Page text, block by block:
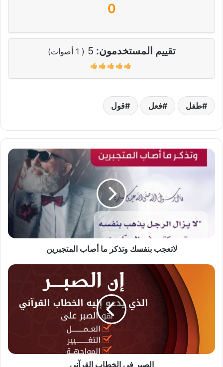
0
تقييم المستخدمون: 5
(
1 أصوات)
طفل فعل قول
لاتعجب
لاتعجب بنفسك وتذكر ما أصاب المتجبرين
الصبر
الصبر في الخطاب القرآني